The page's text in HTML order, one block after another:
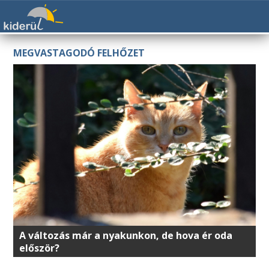
MEGVASTAGODÓ FELHŐZET
A változás már a nyakunkon, de hova ér oda
először?